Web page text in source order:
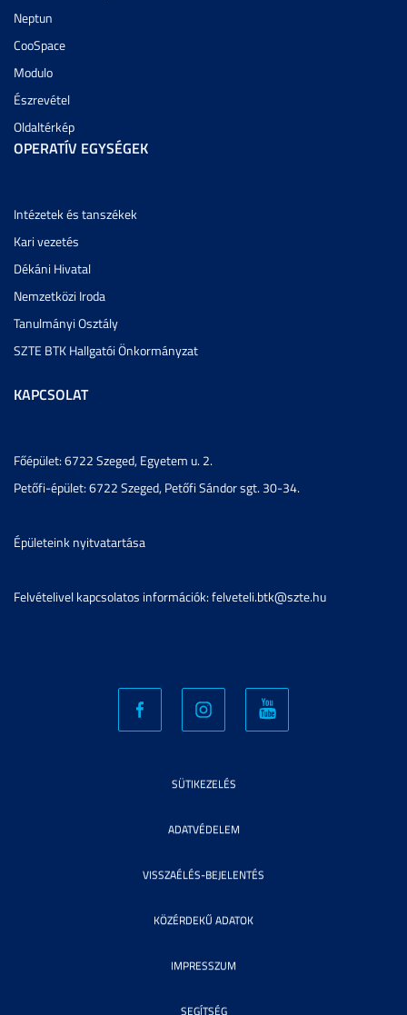
Neptun
CooSpace
Modulo
Észrevétel
Oldaltérkép
OPERATÍV EGYSÉGEK
Intézetek és tanszékek
Kari vezetés
Dékáni Hivatal
Nemzetközi Iroda
Tanulmányi Osztály
SZTE BTK Hallgatói Önkormányzat
KAPCSOLAT
Főépület: 6722 Szeged, Egyetem u. 2.
Petőfi-épület: 6722 Szeged, Petőfi Sándor sgt. 30-34.
Épületeink nyitvatartása
Felvételivel kapcsolatos információk: felveteli.btk@szte.hu
SÜTIKEZELÉS
ADATVÉDELEM
VISSZAÉLÉS-BEJELENTÉS
KÖZÉRDEKŰ ADATOK
IMPRESSZUM
SEGÍTSÉG